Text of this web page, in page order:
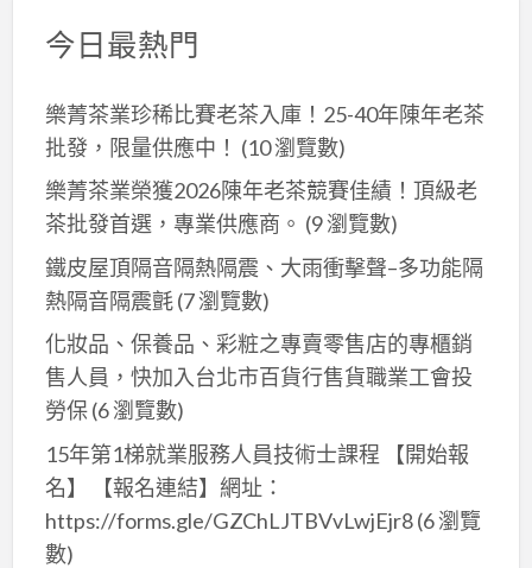
今日最熱門
樂菁茶業珍稀比賽老茶入庫！25-40年陳年老茶
批發，限量供應中！ (10 瀏覽數)
樂菁茶業榮獲2026陳年老茶競賽佳績！頂級老
茶批發首選，專業供應商。 (9 瀏覽數)
鐵皮屋頂隔音隔熱隔震、大雨衝擊聲–多功能隔
熱隔音隔震氈(7 瀏覽數)
化妝品、保養品、彩粧之專賣零售店的專櫃銷
售人員，快加入台北市百貨行售貨職業工會投
勞保(6 瀏覽數)
15年第1梯就業服務人員技術士課程 【開始報
名】 【報名連結】網址：
https://forms.gle/GZChLJTBVvLwjEjr8(6 瀏覽
數)